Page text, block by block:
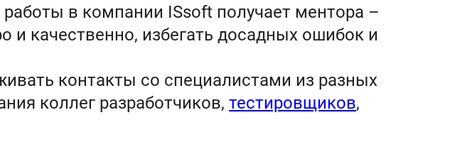
в компании ISsoft получает ментора –
и качественно, избегать досадных ошибок и
контакты со специалистами из разных
коллег разработчиков, тестировщиков,